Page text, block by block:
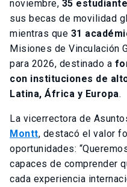
noviembre, 35
sus becas de movilidad
mientras que 31
Misiones de Vinculación
para 2026, destinado a
con instituciones de
Latina, África y Europa.
La vicerrectora de
Montt, destacó el valor
oportunidades:
capaces de comprender
cada experiencia